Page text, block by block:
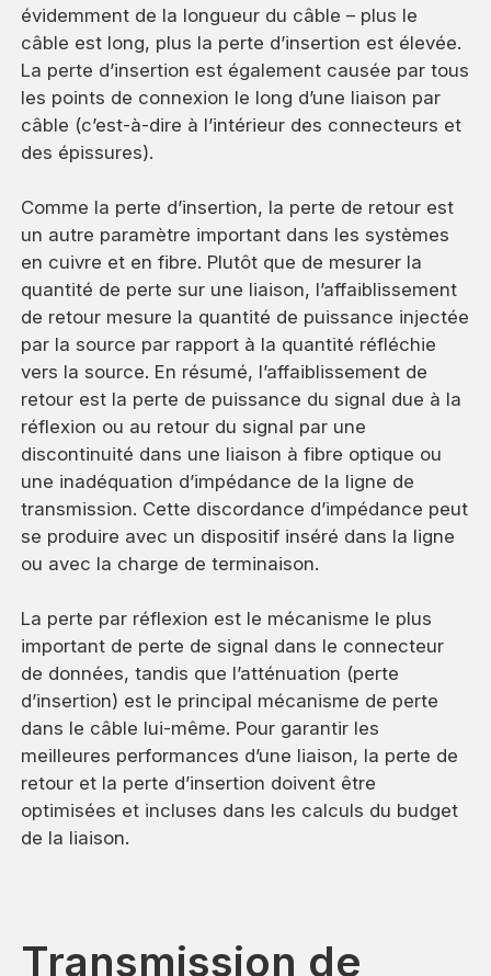
évidemment de la longueur du câble – plus le
câble est long, plus la perte d’insertion est élevée.
La perte d’insertion est également causée par tous
les points de connexion le long d’une liaison par
câble (c’est-à-dire à l’intérieur des connecteurs et
des épissures).
Comme la perte d’insertion, la perte de retour est
un autre paramètre important dans les systèmes
en cuivre et en fibre. Plutôt que de mesurer la
quantité de perte sur une liaison, l’affaiblissement
de retour mesure la quantité de puissance injectée
par la source par rapport à la quantité réfléchie
vers la source. En résumé, l’affaiblissement de
retour est la perte de puissance du signal due à la
réflexion ou au retour du signal par une
discontinuité dans une liaison à fibre optique ou
une inadéquation d’impédance de la ligne de
transmission. Cette discordance d’impédance peut
se produire avec un dispositif inséré dans la ligne
ou avec la charge de terminaison.
La perte par réflexion est le mécanisme le plus
important de perte de signal dans le connecteur
de données, tandis que l’atténuation (perte
d’insertion) est le principal mécanisme de perte
dans le câble lui-même. Pour garantir les
meilleures performances d’une liaison, la perte de
retour et la perte d’insertion doivent être
optimisées et incluses dans les calculs du budget
de la liaison.
Transmission de